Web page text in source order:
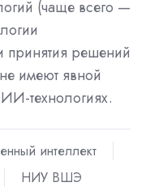
(чаще всего —
принятия решений
имеют явной
технологиях.
интеллект
НИУ ВШЭ